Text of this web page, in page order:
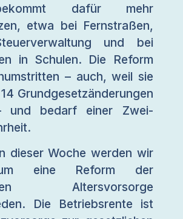
dafür mehr
etwa bei Fernstraßen,
und bei
in Schulen. Die Reform
– auch, weil sie
Grundgesetzänderungen
und bedarf einer Zwei-
dieser Woche werden wir
eine Reform der
Altersvorsorge
Die Betriebsrente ist